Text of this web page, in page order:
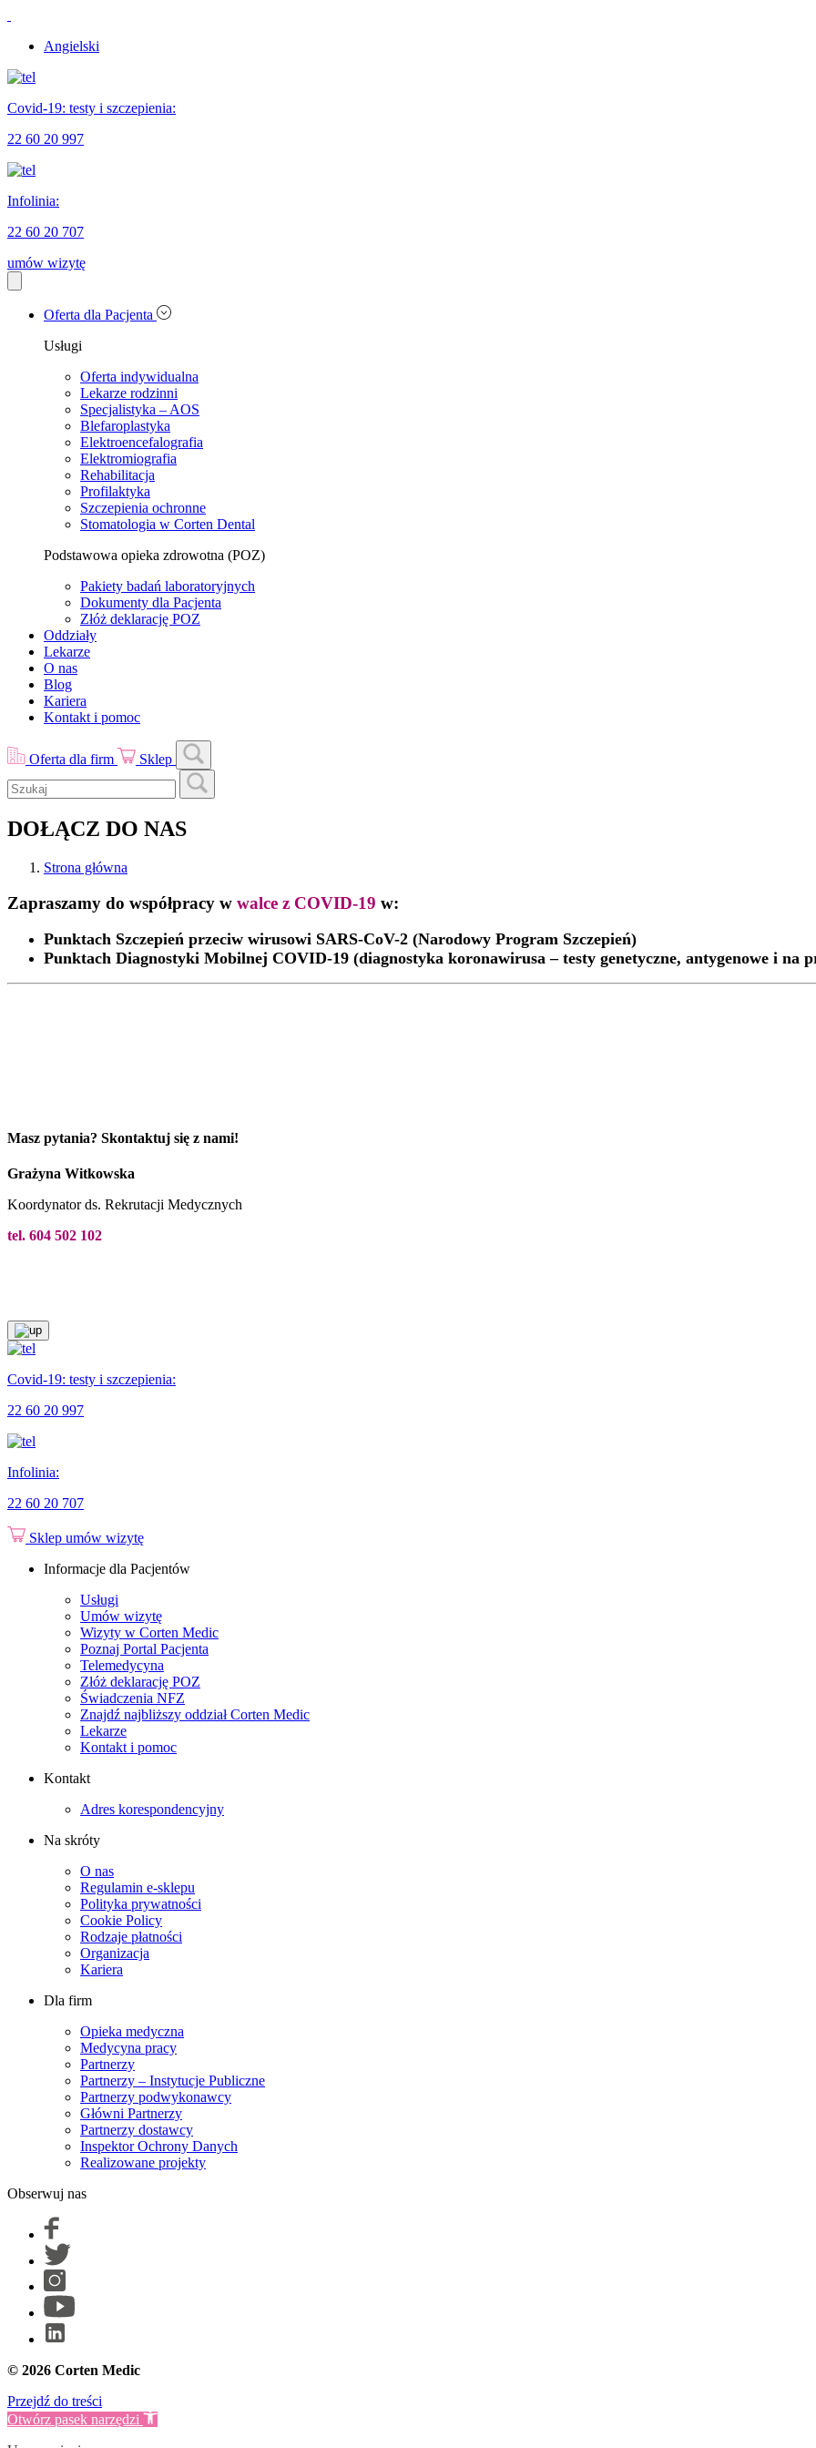
Angielski
Covid-19: testy i szczepienia:
22 60 20 997
Infolinia:
22 60 20 707
umów wizytę
Oferta dla Pacjenta
Usługi
Oferta indywidualna
Lekarze rodzinni
Specjalistyka – AOS
Blefaroplastyka
Elektroencefalografia
Elektromiografia
Rehabilitacja
Profilaktyka
Szczepienia ochronne
Stomatologia w Corten Dental
Podstawowa opieka zdrowotna (POZ)
Pakiety badań laboratoryjnych
Dokumenty dla Pacjenta
Złóż deklarację POZ
Oddziały
Lekarze
O nas
Blog
Kariera
Kontakt i pomoc
Oferta dla firm Sklep
DOŁĄCZ DO NAS
Strona główna
Zapraszamy do współpracy w walce z COVID-19 w:
Punktach Szczepień przeciw wirusowi SARS-CoV-2 (Narodowy Program Szczepień)
Punktach Diagnostyki Mobilnej COVID-19 (diagnostyka koronawirusa – testy genetyczne, antygenowe i na
Masz pytania? Skontaktuj się z nami!
Grażyna Witkowska
Koordynator ds. Rekrutacji Medycznych
tel. 604 502 102
Covid-19: testy i szczepienia:
22 60 20 997
Infolinia:
22 60 20 707
Sklep umów wizytę
Informacje dla Pacjentów
Usługi
Umów wizytę
Wizyty w Corten Medic
Poznaj Portal Pacjenta
Telemedycyna
Złóż deklarację POZ
Świadczenia NFZ
Znajdź najbliższy oddział Corten Medic
Lekarze
Kontakt i pomoc
Kontakt
Adres korespondencyjny
Na skróty
O nas
Regulamin e-sklepu
Polityka prywatności
Cookie Policy
Rodzaje płatności
Organizacja
Kariera
Dla firm
Opieka medyczna
Medycyna pracy
Partnerzy
Partnerzy – Instytucje Publiczne
Partnerzy podwykonawcy
Główni Partnerzy
Partnerzy dostawcy
Inspektor Ochrony Danych
Realizowane projekty
Obserwuj nas
© 2026 Corten Medic
Przejdź do treści
Otwórz pasek narzędzi